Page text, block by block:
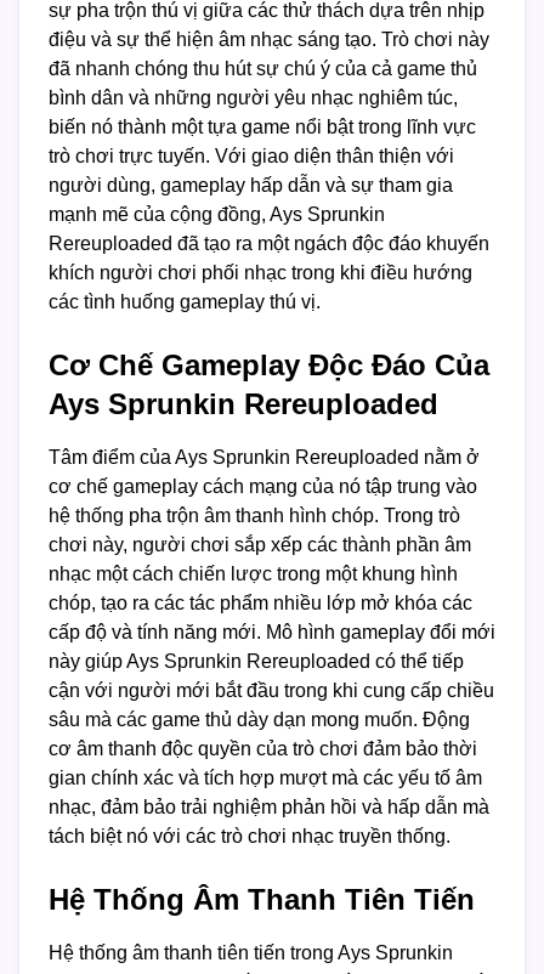
sự pha trộn thú vị giữa các thử thách dựa trên nhịp
điệu và sự thể hiện âm nhạc sáng tạo. Trò chơi này
đã nhanh chóng thu hút sự chú ý của cả game thủ
bình dân và những người yêu nhạc nghiêm túc,
biến nó thành một tựa game nổi bật trong lĩnh vực
trò chơi trực tuyến. Với giao diện thân thiện với
người dùng, gameplay hấp dẫn và sự tham gia
mạnh mẽ của cộng đồng, Ays Sprunkin
Rereuploaded đã tạo ra một ngách độc đáo khuyến
khích người chơi phối nhạc trong khi điều hướng
các tình huống gameplay thú vị.
Cơ Chế Gameplay Độc Đáo Của
Ays Sprunkin Rereuploaded
Tâm điểm của Ays Sprunkin Rereuploaded nằm ở
cơ chế gameplay cách mạng của nó tập trung vào
hệ thống pha trộn âm thanh hình chóp. Trong trò
chơi này, người chơi sắp xếp các thành phần âm
nhạc một cách chiến lược trong một khung hình
chóp, tạo ra các tác phẩm nhiều lớp mở khóa các
cấp độ và tính năng mới. Mô hình gameplay đổi mới
này giúp Ays Sprunkin Rereuploaded có thể tiếp
cận với người mới bắt đầu trong khi cung cấp chiều
sâu mà các game thủ dày dạn mong muốn. Động
cơ âm thanh độc quyền của trò chơi đảm bảo thời
gian chính xác và tích hợp mượt mà các yếu tố âm
nhạc, đảm bảo trải nghiệm phản hồi và hấp dẫn mà
tách biệt nó với các trò chơi nhạc truyền thống.
Hệ Thống Âm Thanh Tiên Tiến
Hệ thống âm thanh tiên tiến trong Ays Sprunkin